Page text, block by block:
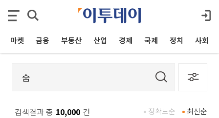
마켓 금융 부동산 산업 경제 국제 정치 사회
검색결과 총 10,000 건 최신순
정확도순